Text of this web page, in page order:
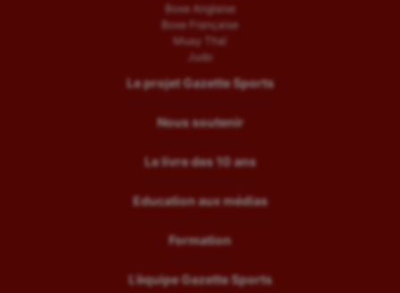
Boxe Anglaise
Boxe Française
Muay Thaï
Judo
Le projet Gazette Sports
Nous soutenir
Le livre des 10 ans
Education aux médias
Formation
L’équipe Gazette Sports